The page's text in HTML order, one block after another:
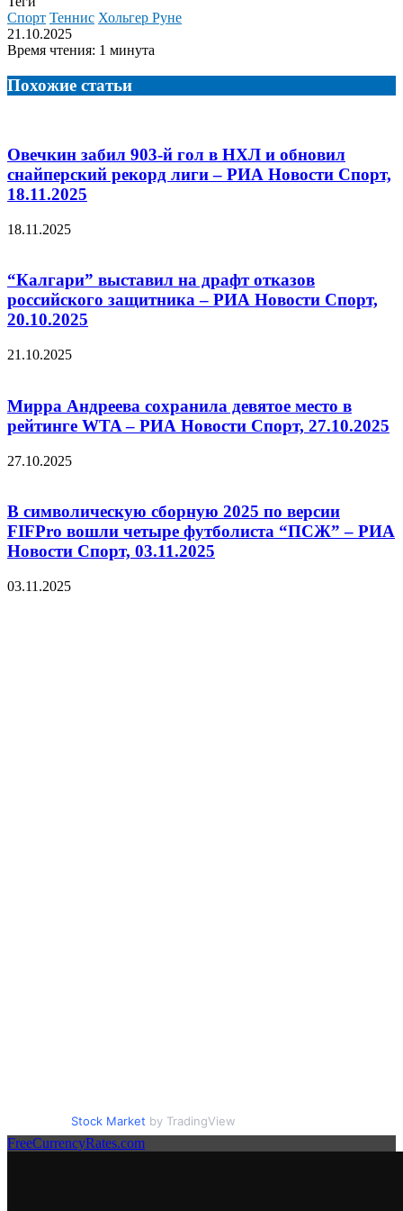
Спорт Теннис Хольгер Руне
21.10.2025
Время чтения: 1 минута
Похожие статьи
Овечкин забил 903-й гол в НХЛ и обновил
снайперский рекорд лиги – РИА Новости Спорт,
18.11.2025
18.11.2025
“Калгари” выставил на драфт отказов
российского защитника – РИА Новости Спорт,
20.10.2025
21.10.2025
Мирра Андреева сохранила девятое место в
рейтинге WTA – РИА Новости Спорт, 27.10.2025
27.10.2025
В символическую сборную 2025 по версии
FIFPro вошли четыре футболиста “ПСЖ” – РИА
Новости Спорт, 03.11.2025
03.11.2025
Stock Market by TradingView
FreeCurrencyRates.com